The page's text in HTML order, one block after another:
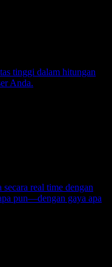
tinggi dalam hitungan
Anda.
real time dengan
pun—dengan gaya apa